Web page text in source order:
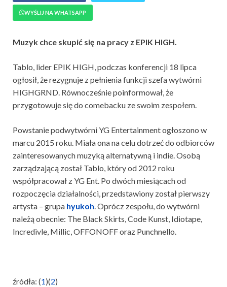
WYŚLIJ NA WHATSAPP
Muzyk chce skupić się na pracy z EPIK HIGH.
Tablo, lider EPIK HIGH, podczas konferencji 18 lipca
ogłosił, że rezygnuje z pełnienia funkcji szefa wytwórni
HIGHGRND. Równocześnie poinformował, że
przygotowuje się do comebacku ze swoim zespołem.
Powstanie podwytwórni YG Entertainment ogłoszono w
marcu 2015 roku. Miała ona na celu dotrzeć do odbiorców
zainteresowanych muzyką alternatywną i indie. Osobą
zarządzającą został Tablo, który od 2012 roku
współpracował z YG Ent. Po dwóch miesiącach od
rozpoczęcia działalności, przedstawiony został pierwszy
artysta – grupa hyukoh. Oprócz zespołu, do wytwórni
należą obecnie: The Black Skirts, Code Kunst, Idiotape,
Incredivle, Millic, OFFONOFF oraz Punchnello.
źródła: (1)(2)